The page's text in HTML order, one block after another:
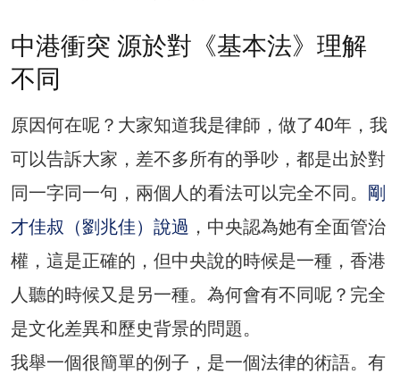
中港衝突 源於對《基本法》理解
不同
原因何在呢？大家知道我是律師，做了40年，我
可以告訴大家，差不多所有的爭吵，都是出於對
同一字同一句，兩個人的看法可以完全不同。 剛
才佳叔（劉兆佳）說過 ，中央認為她有全面管治
權，這是正確的，但中央說的時候是一種，香港
人聽的時候又是另一種。為何會有不同呢？完全
是文化差異和歷史背景的問題。
我舉一個很簡單的例子，是一個法律的術語。有